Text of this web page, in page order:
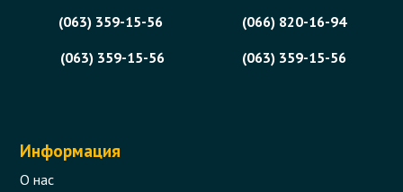
(063) 359-15-56
(066) 820-16-94
(063) 359-15-56
(063) 359-15-56
Информация
О нас